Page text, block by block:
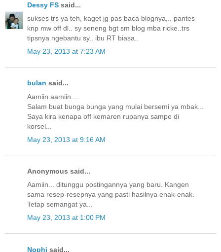
Dessy FS said...
sukses trs ya teh, kaget jg pas baca blognya,.. pantes
knp mw off dl.. sy seneng bgt sm blog mba ricke..trs
tipsnya ngebantu sy.. ibu RT biasa..
May 23, 2013 at 7:23 AM
bulan said...
Aamiin aamiin....
Salam buat bunga bunga yang mulai bersemi ya mbak...
Saya kira kenapa off kemaren rupanya sampe di
korsel...
May 23, 2013 at 9:16 AM
Anonymous said...
Aamiin... ditunggu postingannya yang baru. Kangen
sama resep-resepnya yang pasti hasilnya enak-enak.
Tetap semangat ya...
May 23, 2013 at 1:00 PM
Nophi said...